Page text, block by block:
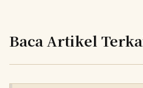
Baca Artikel